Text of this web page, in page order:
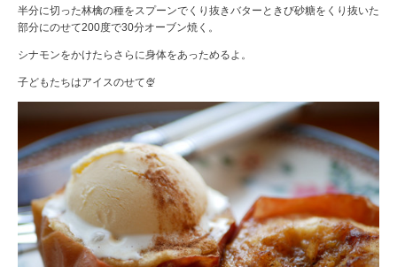
半分に切った林檎の種をスプーンでくり抜きバターときび砂糖をくり抜いた
部分にのせて200度で30分オーブン焼く。
シナモンをかけたらさらに身体をあっためるよ。
子どもたちはアイスのせて🍨